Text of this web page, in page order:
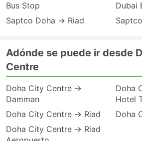
Bus Stop
Saptco Doha → Riad
Dubai
Adónde se puede ir desde
Centre
Doha City Centre →
Damman
Doha City Centre → Riad
Doha City Centre → Riad
Doha
Hotel
Doha